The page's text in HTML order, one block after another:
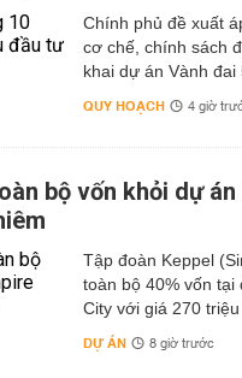
Chính phủ đề xuất
cơ chế, chính sách
khai dự án Vành đai
QUY HOẠCH 4 giờ
bộ vốn khỏi dự án
Tập đoàn Keppel
toàn bộ 40% vốn tại
City với giá 270 triệu
DỰ ÁN 8 giờ trước